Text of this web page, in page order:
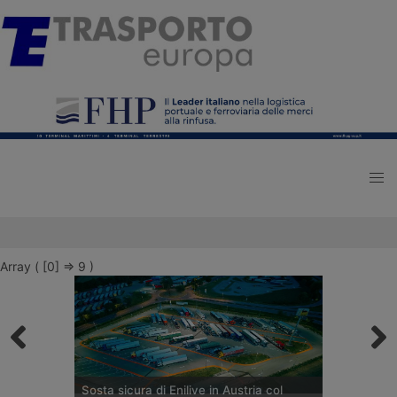
Array ( [0] => 9 )
Sosta sicura di Enilive in Austria col